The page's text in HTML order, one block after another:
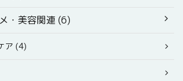
・美容関連 (6)
ア (4)